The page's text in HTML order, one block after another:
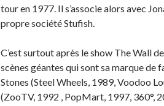
tour en 1977. Il s’associe alors avec
propre société Stufish.
C’est surtout après le show The Wall
scènes géantes qui sont sa marque
Stones (Steel Wheels, 1989, Voodoo
(ZooTV, 1992 , PopMart, 1997, 360°,